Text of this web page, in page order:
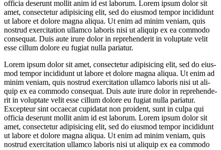
offi­cia deser­unt mol­lit anim id est laborum. Lorem ipsum dolor sit
amet, con­sec­te­tur adi­pi­si­cing elit, sed do eius­mod tem­por inci­didunt
ut labo­re et dolo­re magna ali­qua. Ut enim ad minim veniam, quis
nostrud exer­ci­ta­ti­on ullam­co labo­ris nisi ut ali­quip ex ea com­mo­do
con­se­quat. Duis aute irure dolor in repre­hen­de­rit in volupt­ate velit
esse cil­lum dolo­re eu fugi­at nulla pariatur.
Lorem ipsum dolor sit amet, con­sec­te­tur adi­pi­si­cing elit, sed do eius­
mod tem­por inci­didunt ut labo­re et dolo­re magna ali­qua. Ut enim ad
minim veniam, quis nostrud exer­ci­ta­ti­on ullam­co labo­ris nisi ut ali­
quip ex ea com­mo­do con­se­quat. Duis aute irure dolor in repre­hen­de­
rit in volupt­ate velit esse cil­lum dolo­re eu fugi­at nulla paria­tur.
Excep­teur sint occae­cat cupi­da­tat non pro­ident, sunt in cul­pa qui
offi­cia deser­unt mol­lit anim id est laborum. Lorem ipsum dolor sit
amet, con­sec­te­tur adi­pi­si­cing elit, sed do eius­mod tem­por inci­didunt
ut labo­re et dolo­re magna ali­qua. Ut enim ad minim veniam, quis
nostrud exer­ci­ta­ti­on ullam­co labo­ris nisi ut ali­quip ex ea com­mo­do